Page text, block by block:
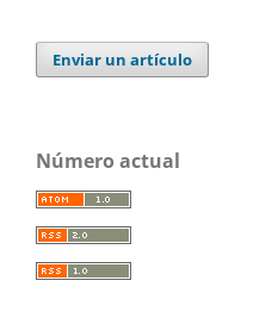
Enviar un artículo
Número actual